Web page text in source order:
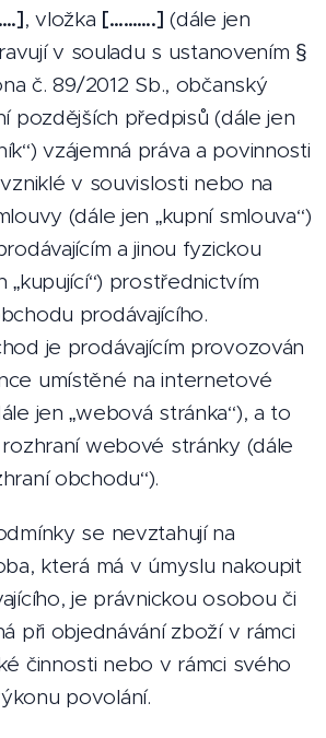
, vložka [……….] (dále jen
v souladu s ustanovením §
č. 89/2012 Sb., občanský
pozdějších předpisů (dále jen
vzájemná práva a povinnosti
v souvislosti nebo na
(dále jen „kupní smlouva“)
a jinou fyzickou
„kupující“) prostřednictvím
prodávajícího.
je prodávajícím provozován
umístěné na internetové
jen „webová stránka“), a to
webové stránky (dále
obchodu“).
se nevztahují na
která má v úmyslu nakoupit
je právnickou osobou či
při objednávání zboží v rámci
činnosti nebo v rámci svého
povolání.